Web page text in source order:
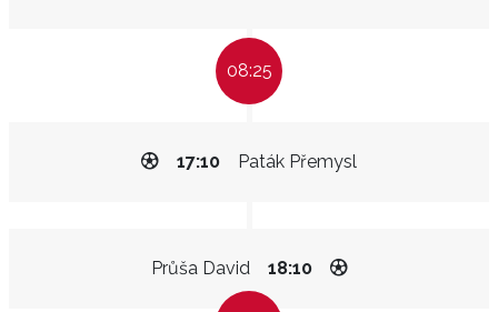
08:25
Paták Přemysl
17:10
Průša David 18:10